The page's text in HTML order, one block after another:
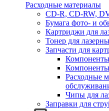
Расходные материалы
CD-R, CD-RW,
Бумага фото- и
Картриджи для
Тонер для
Запчасти для
Расходные
Чипы для
Заправки для